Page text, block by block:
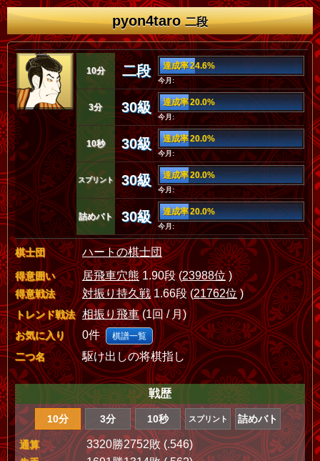
pyon4taro二段
10分 二段 達成率 24.6%
今月:
3分 30級 達成率 20.0%
今月:
10秒 30級 達成率 20.0%
今月:
スプリント 30級 達成率 20.0%
今月:
詰めバト 30級 達成率 20.0%
今月:
棋士団 ハートの棋士団
得意囲い 居飛車穴熊1.90段 (23988位)
得意戦法 対振り持久戦1.66段 (21762位)
トレンド戦法 相振り飛車(1回 / 月)
お気に入り 0件 棋譜一覧
二つ名 駆け出しの将棋指し
戦歴
10分 3分 10秒 スプリント 詰めバト
通算 3320勝2752敗 (.546)